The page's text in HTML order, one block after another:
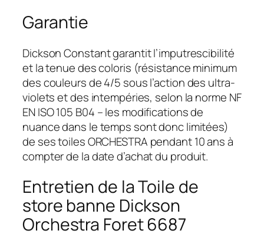
Garantie
Dickson Constant garantit l’imputrescibilité
et la tenue des coloris (résistance minimum
des couleurs de 4/5 sous l’action des ultra-
violets et des intempéries, selon la norme NF
EN ISO 105 B04 – les modifications de
nuance dans le temps sont donc limitées)
de ses toiles ORCHESTRA pendant 10 ans à
compter de la date d’achat du produit.
Entretien de la Toile de
store banne Dickson
Orchestra Foret 6687